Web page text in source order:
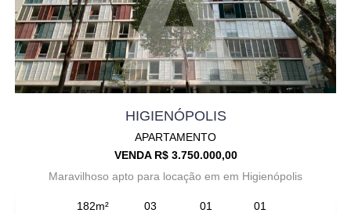
HIGIENÓPOLIS
APARTAMENTO
VENDA R$ 3.750.000,00
Maravilhoso apto para locação em em Higienópolis
182m²
03
01
01